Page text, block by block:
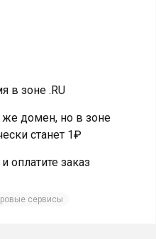
в зоне .RU
же домен, но в зоне
станет 1₽
оплатите заказ
сервисы